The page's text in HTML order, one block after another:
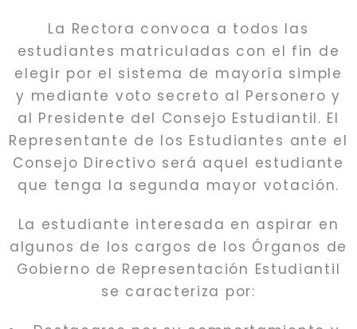
La Rectora convoca a todos las
estudiantes matriculadas con el fin de
elegir por el sistema de mayoría simple
y mediante voto secreto al Personero y
al Presidente del Consejo Estudiantil. El
Representante de los Estudiantes ante el
Consejo Directivo será aquel estudiante
que tenga la segunda mayor votación.
La estudiante interesada en aspirar en
algunos de los cargos de los Órganos de
Gobierno de Representación Estudiantil
se caracteriza por: